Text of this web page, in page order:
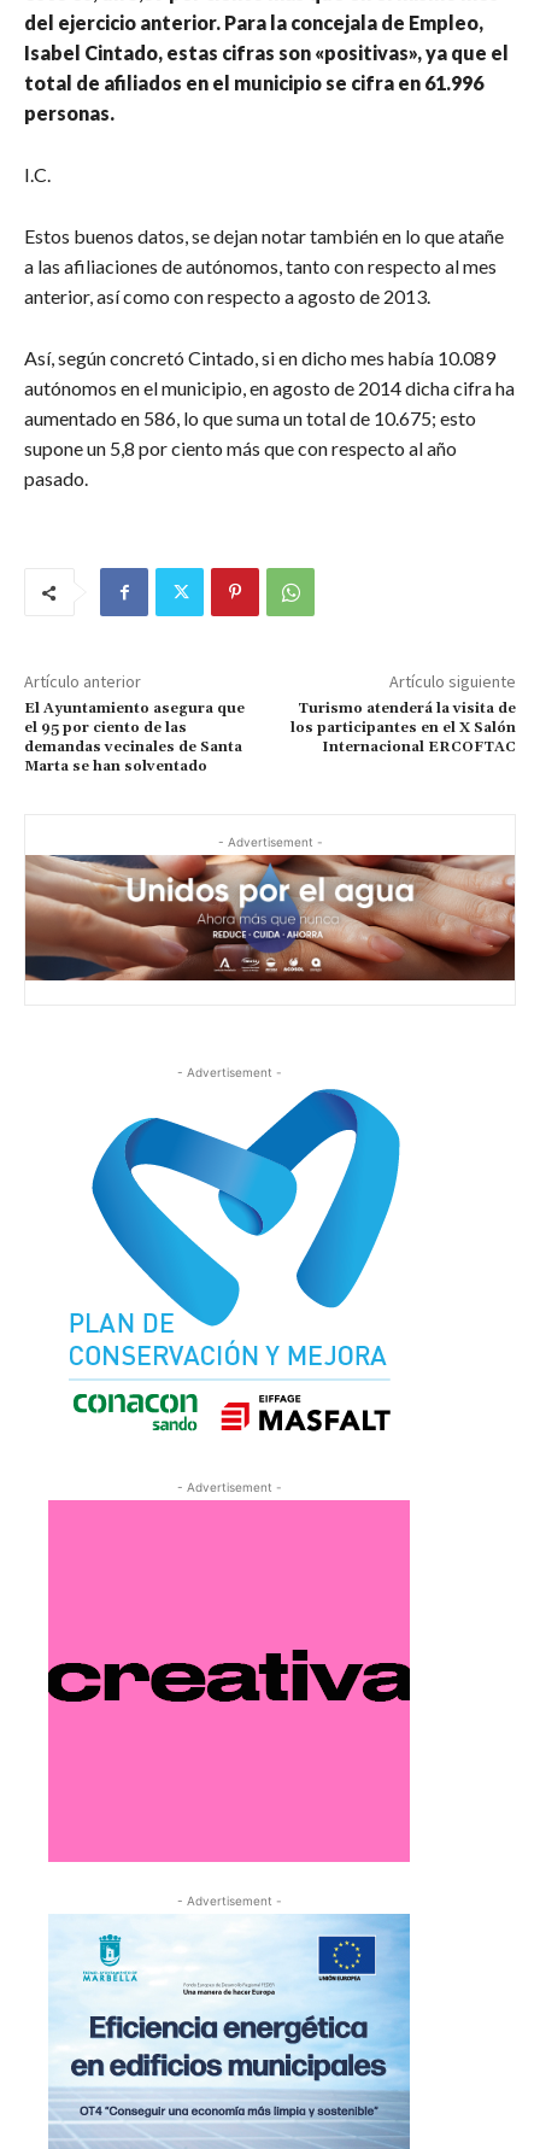
del ejercicio anterior. Para la concejala de Empleo,
Isabel Cintado, estas cifras son «positivas», ya que el
total de afiliados en el municipio se cifra en 61.996
personas.
I.C.
Estos buenos datos, se dejan notar también en lo que atañe
a las afiliaciones de autónomos, tanto con respecto al mes
anterior, así como con respecto a agosto de 2013.
Así, según concretó Cintado, si en dicho mes había 10.089
autónomos en el municipio, en agosto de 2014 dicha cifra ha
aumentado en 586, lo que suma un total de 10.675; esto
supone un 5,8 por ciento más que con respecto al año
pasado.
Artículo anterior
El Ayuntamiento asegura que
el 95 por ciento de las
demandas vecinales de Santa
Marta se han solventado
Artículo siguiente
Turismo atenderá la visita de
los participantes en el X Salón
Internacional ERCOFTAC
- Advertisement -
- Advertisement -
- Advertisement -
- Advertisement -